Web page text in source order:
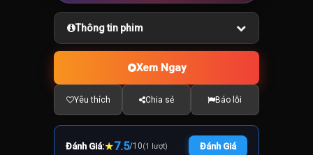
Thông tin phim
Xem Ngay
Yêu thích Chia sẻ Báo lỗi
Đánh Giá:★7.5/10(1 lượt) Đánh Giá